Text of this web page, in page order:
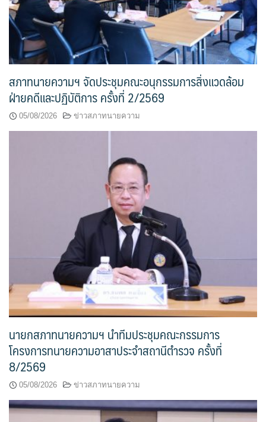
สภาทนายความฯ จัดประชุมคณะอนุกรรมการสิ่งแวดล้อม
ฝ่ายคดีและปฏิบัติการ ครั้งที่ 2/2569
05/08/2026 ข่าวสภาทนายความ
นายกสภาทนายความฯ นำทีมประชุมคณะกรรมการ
โครงการทนายความอาสาประจำสถานีตำรวจ ครั้งที่
8/2569
05/08/2026 ข่าวสภาทนายความ